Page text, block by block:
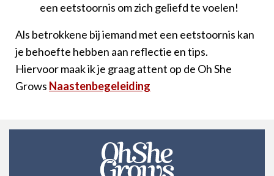
een eetstoornis om zich geliefd te voelen!
Als betrokkene bij iemand met een eetstoornis kan
je behoefte hebben aan reflectie en tips.
Hiervoor maak ik je graag attent op de Oh She
Grows Naastenbegeleiding